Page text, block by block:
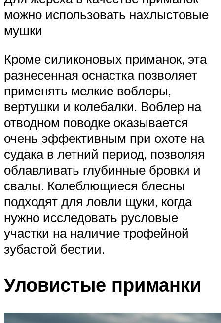
можно использовать нахлыстовые
мушки
Кроме силиконовых приманок, эта
разнесенная оснастка позволяет
применять мелкие воблеры,
вертушки и колебалки. Воблер на
отводном поводке оказывается
очень эффективным при охоте на
судака в летний период, позволяя
облавливать глубинные бровки и
свалы. Колеблющиеся блесны
подходят для ловли щуки, когда
нужно исследовать русловые
участки на наличие трофейной
зубастой бестии.
Уловистые приманки